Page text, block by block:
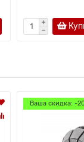
Ваша скидка: -